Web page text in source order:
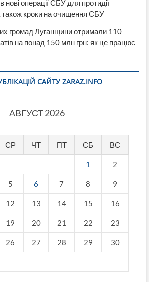
нові операції СБУ для протидії
а також кроки на очищення СБУ
громад Луганщини отримали 110
на понад 150 млн грн: як це працює
САЙТУ ZARAZ.INFO
АВГУСТ 2026
СР ЧТ ПТ СБ ВС
1 2
5 6 7 8 9
12 13 14 15 16
19 20 21 22 23
26 27 28 29 30